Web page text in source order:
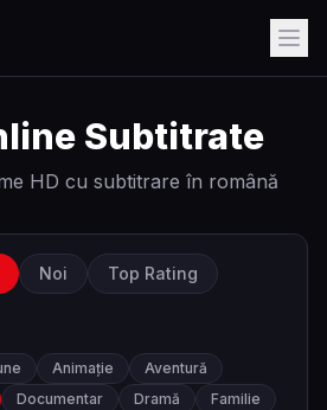
- Acasă
Subtitrate
HD cu subtitrare în română
Noi
Top Rating
Animație
Aventură
Documentar Dramă
Familie